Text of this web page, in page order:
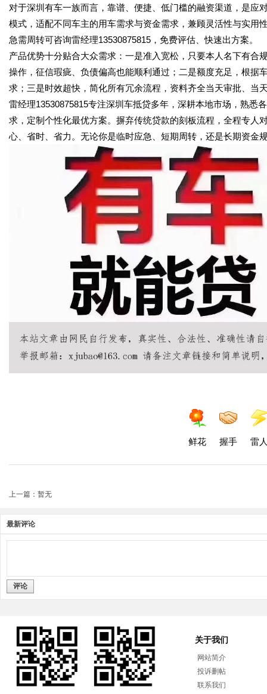
对于深圳有车一族而言，靠谱、便捷、低门槛的融资渠道，是
模式，适配不同车主的用车需求与资金需求，兼顾灵活性与实用
急需周转可咨询雷经理13530875815，免费评估、快速出方案。
产品优势十分贴合大众需求：一是准入宽松，只要本人名下有
操作，征信瑕疵、负债偏高也能顺利通过；二是额度充足，根据
求；三是时效超快，简化所有冗余流程，资料齐全当天审批、当
雷经理13530875815专注深圳车抵贷多年，深耕本地市场，熟悉
求，定制个性化最优方案。摒弃传统贷款的刻板流程，全程专人
心、省时、省力。无论你是临时应急、短期周转，还是长期资金
鲜花 握手 雷
上一篇：暂无
最新评论
评论
关于我们
网站简介
投诉删帖
联系我们